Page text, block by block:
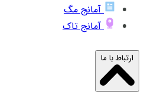
آمانج مگ
آمانج تاک
ارتباط با ما